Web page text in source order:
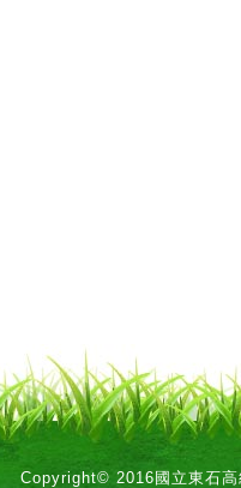
Copyright© 2016國立東石高